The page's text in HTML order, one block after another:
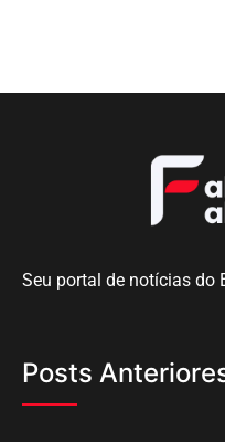
Seu portal de notícias do
Posts